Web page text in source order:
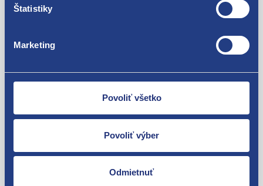
Štatistiky
Marketing
Povoliť všetko
Povoliť výber
Odmietnuť
Nie ste spokojní? Vyriešime to!
Tovar môžete vrátiť do 60 dní od
zakúpenia. Alebo vám pošleme náhradu.